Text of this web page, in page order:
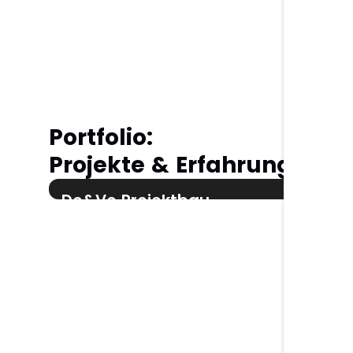
Portfolio:
Projekte & Erfahrungen
Do&Vo Projektbau